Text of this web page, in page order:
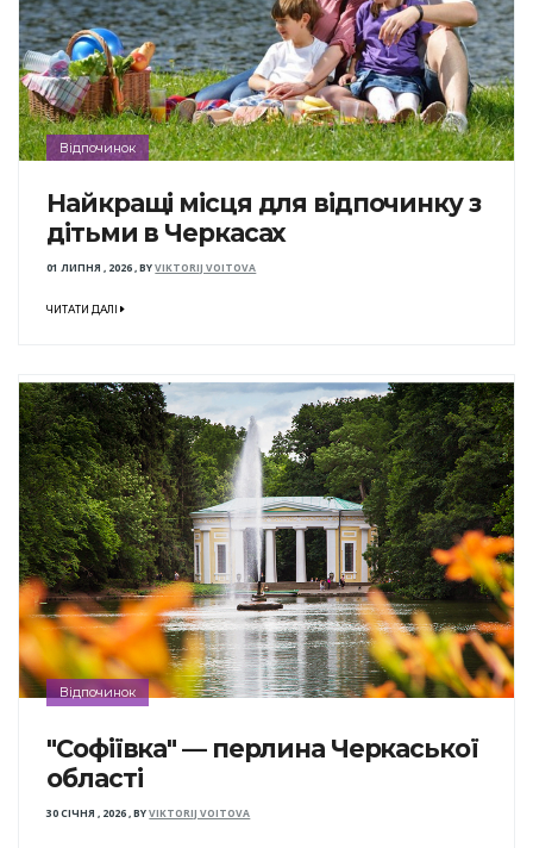
Відпочинок
Найкращі місця для відпочинку з
дітьми в Черкасах
01 ЛИПНЯ , 2026,BYVIKTORIJ VOITOVA
ЧИТАТИ ДАЛІ
Відпочинок
"Софіївка" — перлина Черкаської
області
30 СІЧНЯ , 2026,BYVIKTORIJ VOITOVA